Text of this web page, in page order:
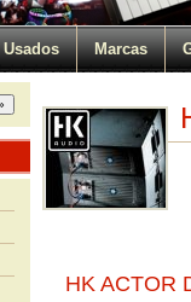
Usados Marcas
HK ACTOR